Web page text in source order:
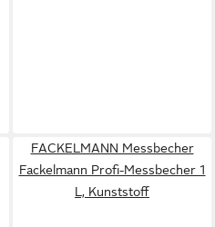
FACKELMANN Messbecher
Fackelmann Profi-Messbecher 1
L, Kunststoff